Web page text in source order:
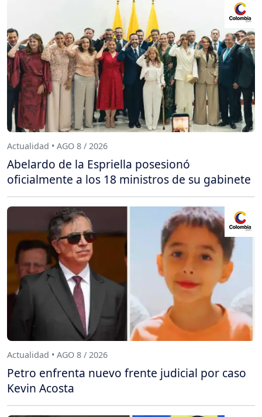
Actualidad • AGO 8 / 2026
Abelardo de la Espriella posesionó
oficialmente a los 18 ministros de su gabinete
Actualidad • AGO 8 / 2026
Petro enfrenta nuevo frente judicial por caso
Kevin Acosta